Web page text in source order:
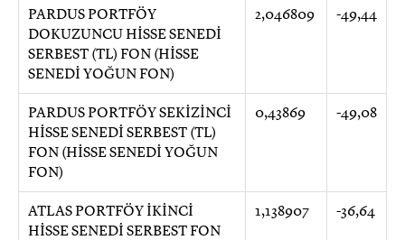
PARDUS PORTFÖY
DOKUZUNCU HİSSE SENEDİ
SERBEST (TL) FON (HİSSE
SENEDİ YOĞUN FON)
2,046809 -49,44
PARDUS PORTFÖY SEKİZİNCİ
HİSSE SENEDİ SERBEST (TL)
FON (HİSSE SENEDİ YOĞUN
FON)
0,43869 -49,08
ATLAS PORTFÖY İKİNCİ
HİSSE SENEDİ SERBEST FON
1,138907 -36,64